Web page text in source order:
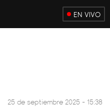
EN VIVO
25 de septiembre 2025 - 15:38